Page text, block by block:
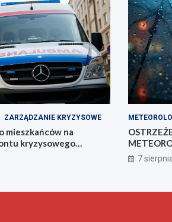
ZARZĄDZANIE KRYZYSOWE
mieszkańców na
kryzysowego
7